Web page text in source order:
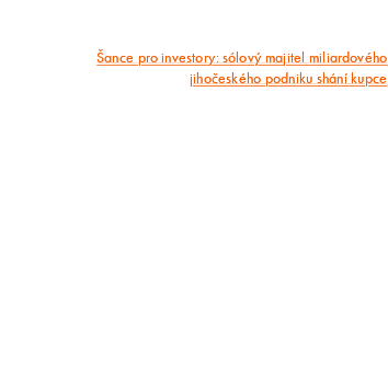
Následující
Šance pro investory: sólový majitel miliardového
jihočeského podniku shání kupce